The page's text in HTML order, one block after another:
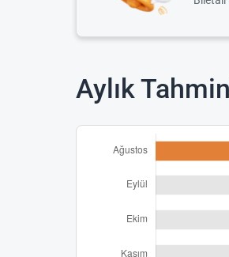
Aylık